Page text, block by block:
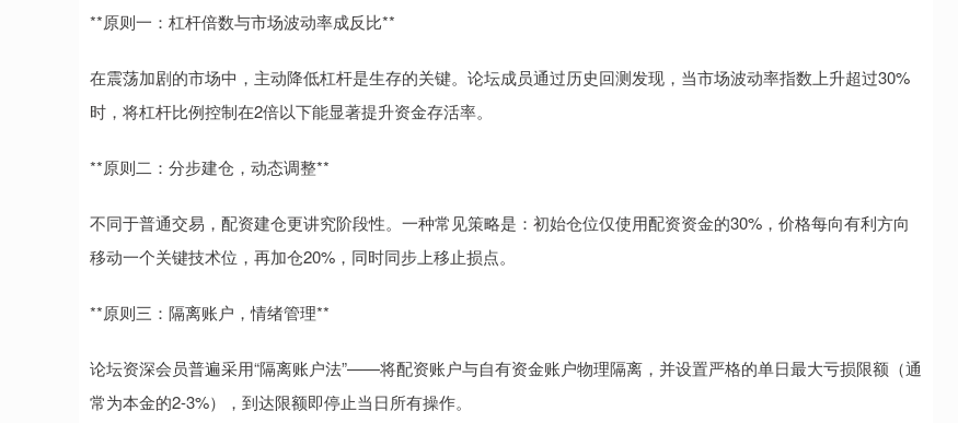
**原则一：杠杆倍数与市场波动率成反比**
在震荡加剧的市场中，主动降低杠杆是生存的关键。论坛成员通过历史回测发现，当市场波动率指数上升超过30%
时，将杠杆比例控制在2倍以下能显著提升资金存活率。
**原则二：分步建仓，动态调整**
不同于普通交易，配资建仓更讲究阶段性。一种常见策略是：初始仓位仅使用配资资金的30%，价格每向有利方向
移动一个关键技术位，再加仓20%，同时同步上移止损点。
**原则三：隔离账户，情绪管理**
论坛资深会员普遍采用“隔离账户法”——将配资账户与自有资金账户物理隔离，并设置严格的单日最大亏损限额（通
常为本金的2-3%），到达限额即停止当日所有操作。